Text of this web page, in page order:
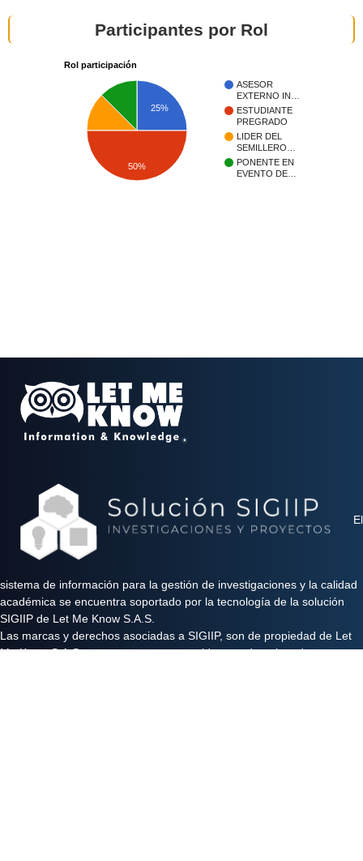
Participantes por Rol
Rol participación
ASESOR
EXTERNO IN…
ESTUDIANTE
PREGRADO
LIDER DEL
SEMILLERO…
PONENTE EN
EVENTO DE…
25%
50%
El
sistema de información para la gestión de investigaciones y la calidad
académica se encuentra soportado por la tecnología de la solución
SIGIIP de Let Me Know S.A.S.
Las marcas y derechos asociadas a SIGIIP, son de propiedad de Let
Me Know S.A.S y se encuentran protegidos por derechos de autor e